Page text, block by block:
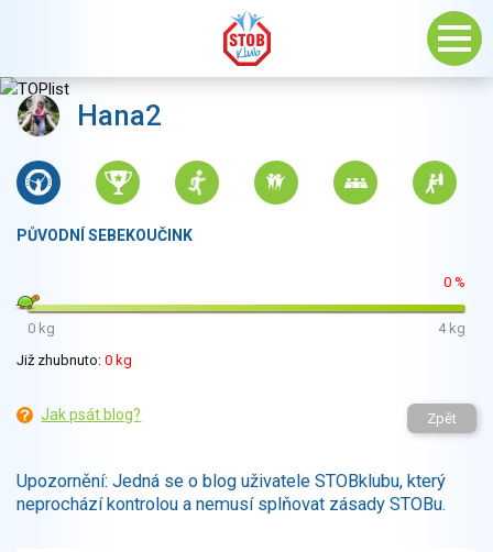
Hana2
PŮVODNÍ SEBEKOUČINK
0 %
0 kg
4 kg
Již zhubnuto: 0 kg
Jak psát blog? Zpět
Upozornění: Jedná se o blog uživatele STOBklubu, který
neprochází kontrolou a nemusí splňovat zásady STOBu.